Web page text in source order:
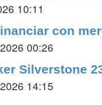
10:11
con
00:26
Silverstone
14:15